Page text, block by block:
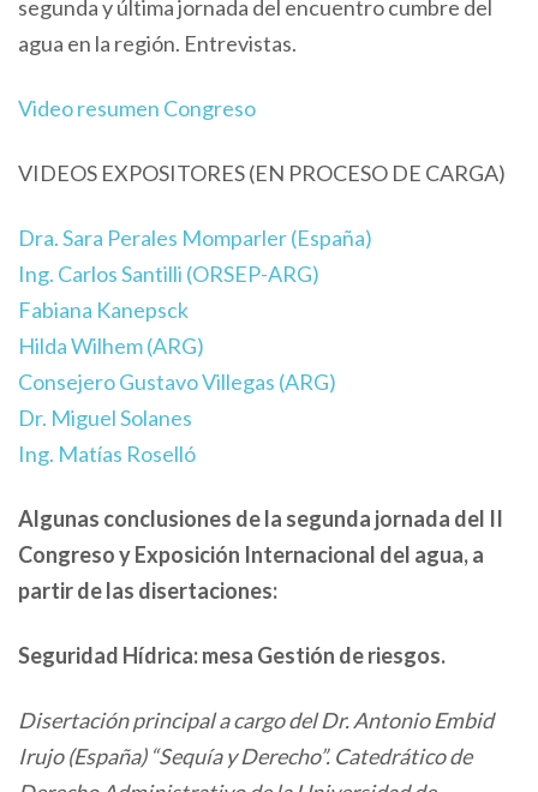
segunda y última jornada del encuentro cumbre del
agua en la región. Entrevistas.
Video resumen Congreso
VIDEOS EXPOSITORES (EN PROCESO DE CARGA)
Dra. Sara Perales Momparler (España)
Ing. Carlos Santilli (ORSEP-ARG)
Fabiana Kanepsck
Hilda Wilhem (ARG)
Consejero Gustavo Villegas (ARG)
Dr. Miguel Solanes
Ing. Matías Roselló
Algunas conclusiones de la segunda jornada del II
Congreso y Exposición Internacional del agua, a
partir de las disertaciones:
Seguridad Hídrica: mesa Gestión de riesgos.
Disertación principal a cargo del Dr. Antonio Embid
Irujo (España) “Sequía y Derecho”. Catedrático de